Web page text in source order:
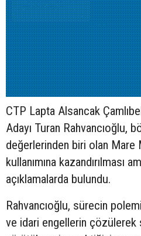
CTP Lapta Alsancak
Adayı Turan Rahvancıoğlu,
değerlerinden biri olan Mare
kullanımına kazandırılması
açıklamalarda bulundu.
Rahvancıoğlu, sürecin
ve idari engellerin